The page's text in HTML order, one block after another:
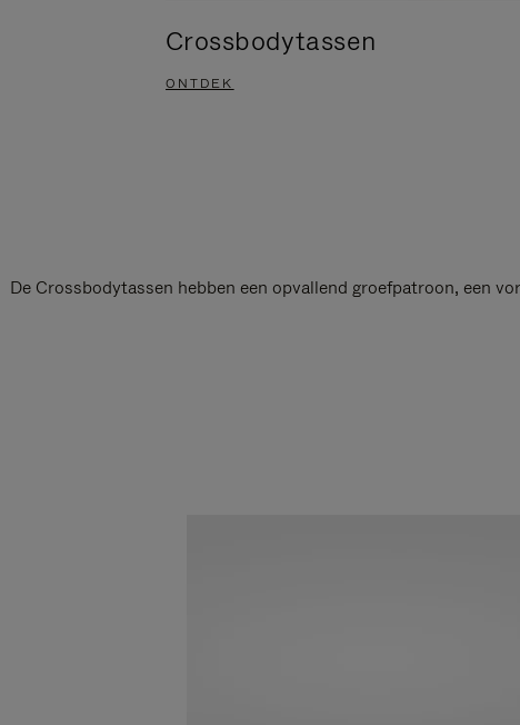
Crossbodytassen
ONTDEK
De Crossbodytassen hebben een opvallend groefpatroon, een